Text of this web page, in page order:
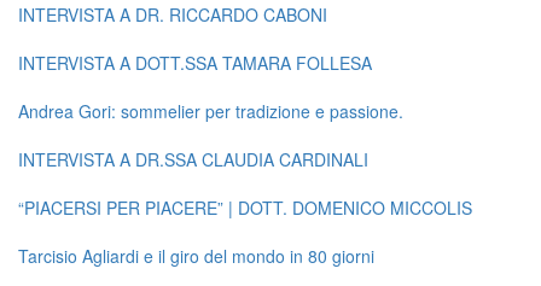
INTERVISTA A DR. RICCARDO CABONI
INTERVISTA A DOTT.SSA TAMARA FOLLESA
Andrea Gori: sommelier per tradizione e passione.
INTERVISTA A DR.SSA CLAUDIA CARDINALI
“PIACERSI PER PIACERE” | DOTT. DOMENICO MICCOLIS
Tarcisio Agliardi e il giro del mondo in 80 giorni